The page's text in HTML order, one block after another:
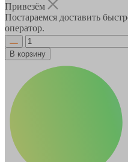
Привезём
Постараемся доставить
оператор.
В корзину